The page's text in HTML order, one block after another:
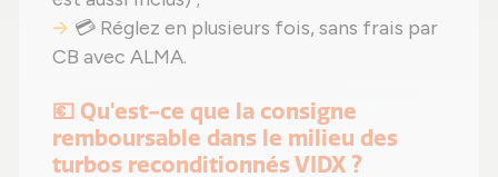
💳 Réglez en plusieurs fois, sans frais par
CB avec ALMA.
💶 Qu'est-ce que la consigne
remboursable dans le milieu des
turbos reconditionnés VIDX ?